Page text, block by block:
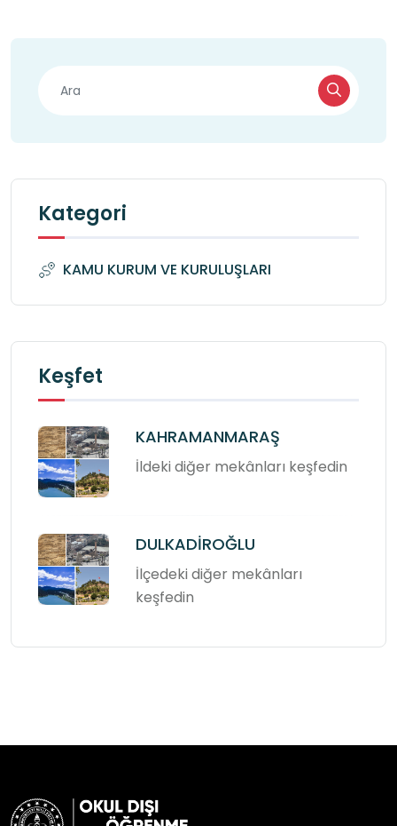
Kategori
KAMU KURUM VE KURULUŞLARI
Keşfet
KAHRAMANMARAŞ
İldeki diğer mekânları keşfedin
DULKADİROĞLU
İlçedeki diğer mekânları
keşfedin